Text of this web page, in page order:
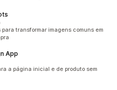
transformar imagens comuns em
App
a página inicial e de produto sem